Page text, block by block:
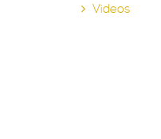
Videos